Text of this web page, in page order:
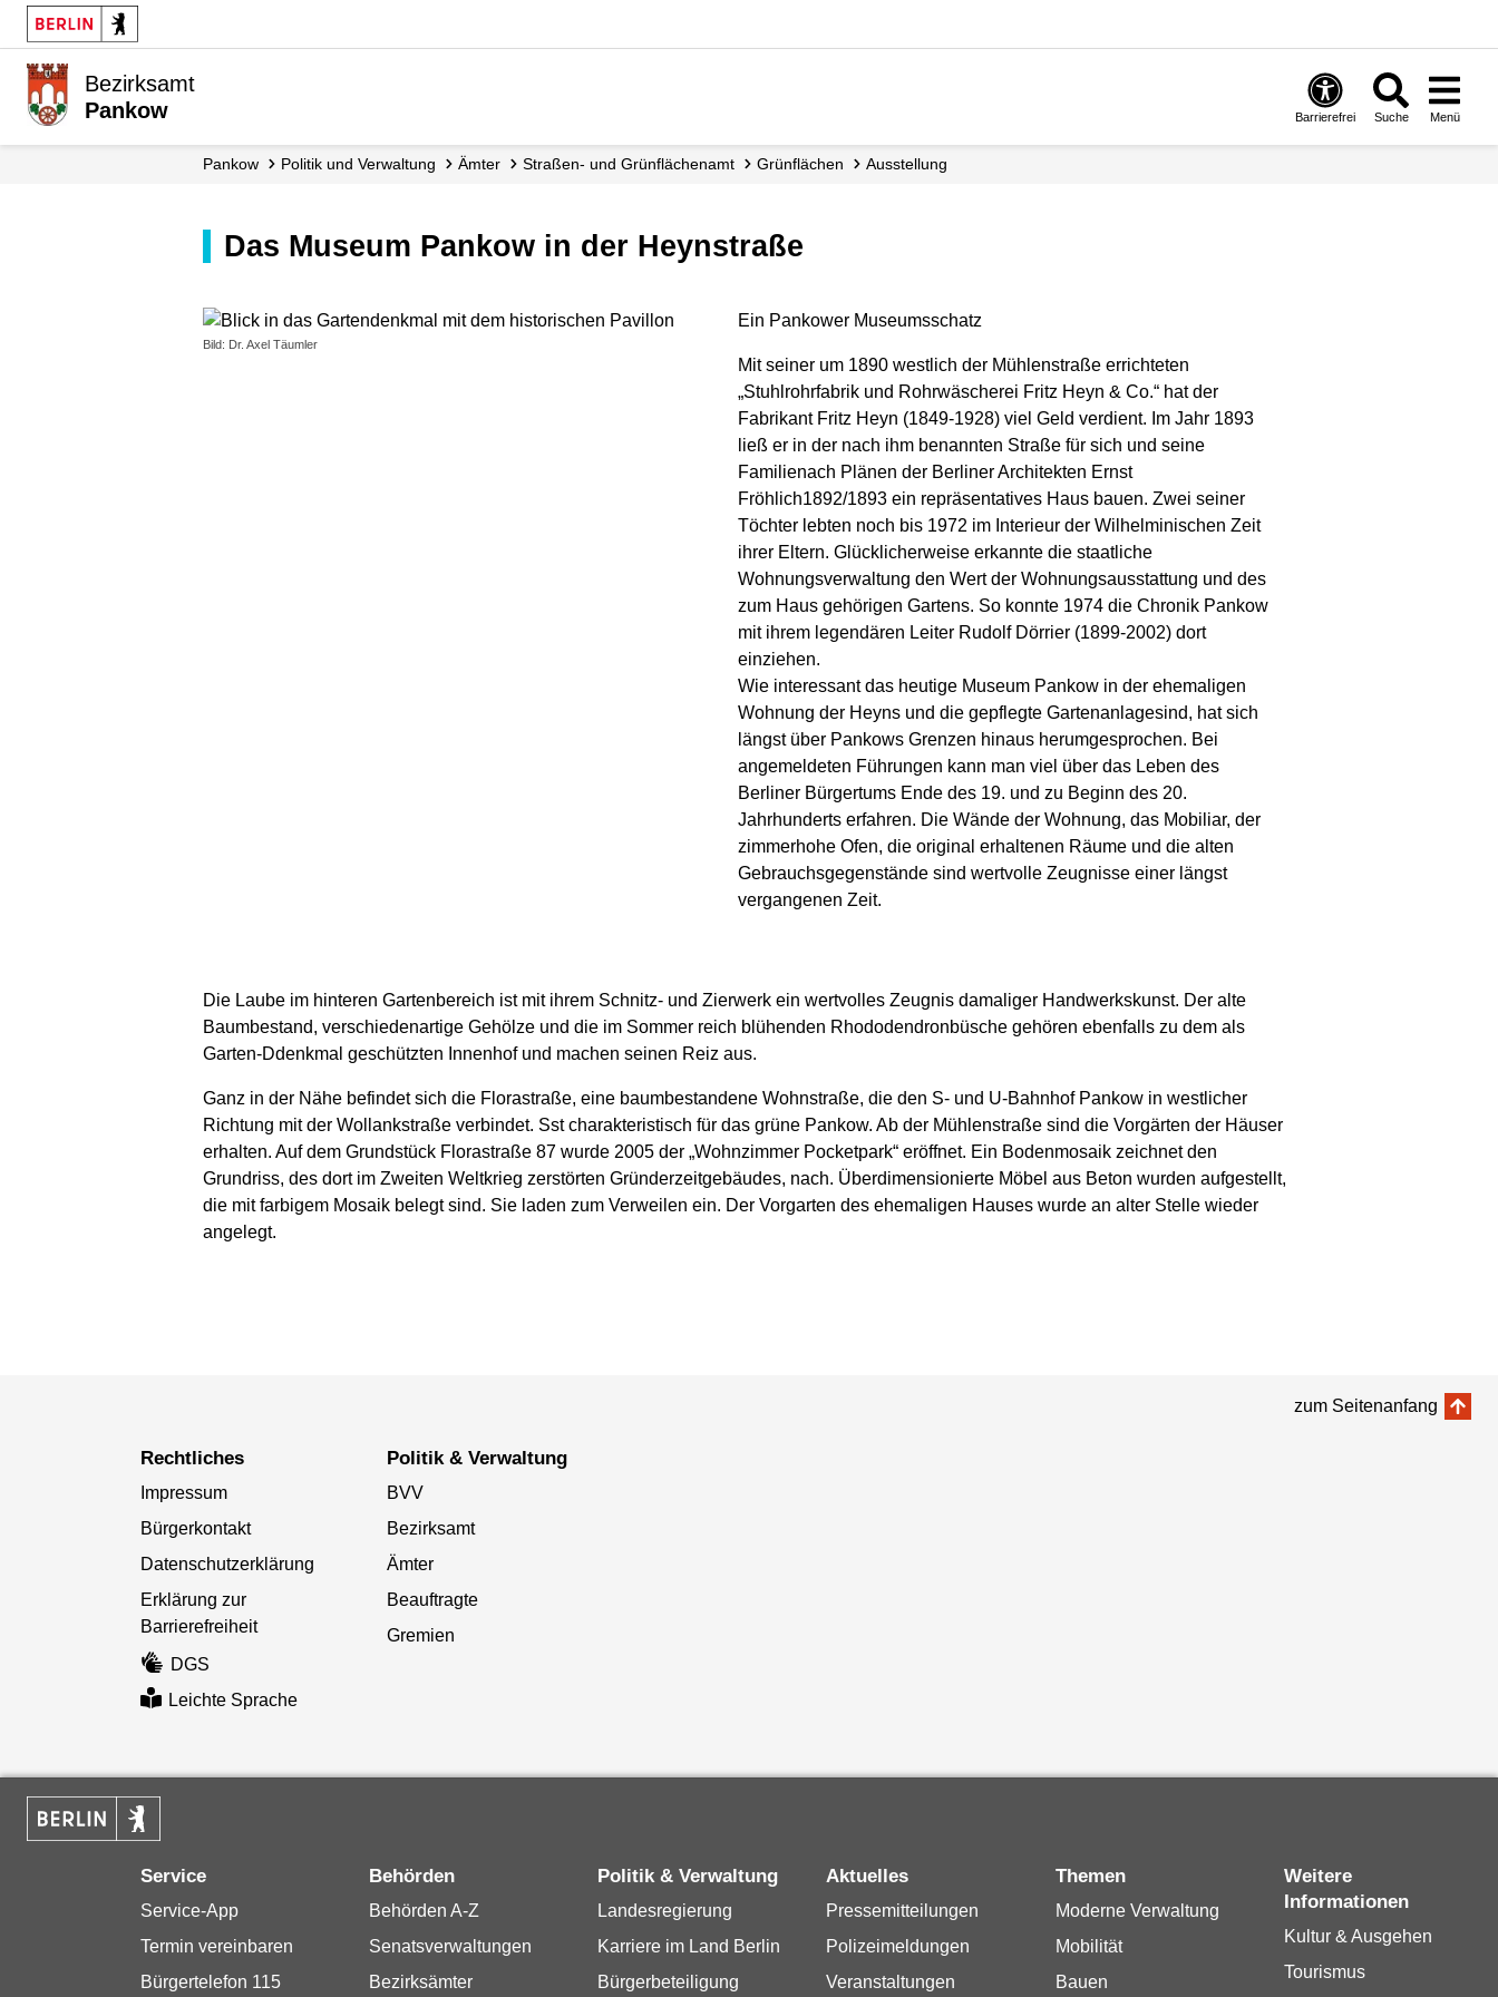
Bezirksamt
Pankow
Barrierefrei Suche Menü
Pankow Politik und Verwaltung Ämter Straßen- und Grünflächen­amt Grünflächen Ausstellung
Das Museum Pankow in der Heynstraße
Bild: Dr. Axel Täumler
Ein Pankower Museumsschatz
Mit seiner um 1890 westlich der Mühlenstraße errichteten
„Stuhlrohrfabrik und Rohrwäscherei Fritz Heyn & Co.“ hat der
Fabrikant Fritz Heyn (1849-1928) viel Geld verdient. Im Jahr 1893
ließ er in der nach ihm benannten Straße für sich und seine
Familienach Plänen der Berliner Architekten Ernst
Fröhlich1892/1893 ein repräsentatives Haus bauen. Zwei seiner
Töchter lebten noch bis 1972 im Interieur der Wilhelminischen Zeit
ihrer Eltern. Glücklicherweise erkannte die staatliche
Wohnungsverwaltung den Wert der Wohnungsausstattung und des
zum Haus gehörigen Gartens. So konnte 1974 die Chronik Pankow
mit ihrem legendären Leiter Rudolf Dörrier (1899-2002) dort
einziehen.
Wie interessant das heutige Museum Pankow in der ehemaligen
Wohnung der Heyns und die gepflegte Gartenanlagesind, hat sich
längst über Pankows Grenzen hinaus herumgesprochen. Bei
angemeldeten Führungen kann man viel über das Leben des
Berliner Bürgertums Ende des 19. und zu Beginn des 20.
Jahrhunderts erfahren. Die Wände der Wohnung, das Mobiliar, der
zimmerhohe Ofen, die original erhaltenen Räume und die alten
Gebrauchsgegenstände sind wertvolle Zeugnisse einer längst
vergangenen Zeit.
Die Laube im hinteren Gartenbereich ist mit ihrem Schnitz- und Zierwerk ein wertvolles Zeugnis damaliger Handwerkskunst. Der alte
Baumbestand, verschiedenartige Gehölze und die im Sommer reich blühenden Rhododendronbüsche gehören ebenfalls zu dem als
Garten-Ddenkmal geschützten Innenhof und machen seinen Reiz aus.
Ganz in der Nähe befindet sich die Florastraße, eine baumbestandene Wohnstraße, die den S‐ und U‐Bahnhof Pankow in westlicher
Richtung mit der Wollankstraße verbindet. Sst charakteristisch für das grüne Pankow. Ab der Mühlenstraße sind die Vorgärten der Häuser
erhalten. Auf dem Grundstück Florastraße 87 wurde 2005 der „Wohnzimmer Pocketpark“ eröffnet. Ein Bodenmosaik zeichnet den
Grundriss, des dort im Zweiten Weltkrieg zerstörten Gründerzeitgebäudes, nach. Überdimensionierte Möbel aus Beton wurden aufgestellt,
die mit farbigem Mosaik belegt sind. Sie laden zum Verweilen ein. Der Vorgarten des ehemaligen Hauses wurde an alter Stelle wieder
angelegt.
zum Seitenanfang
Rechtliches
Impressum
Bürgerkontakt
Datenschutzerklärung
Erklärung zur
Barrierefreiheit
DGS
Leichte Sprache
Politik & Verwaltung
BVV
Bezirksamt
Ämter
Beauftragte
Gremien
Service
Service-App
Termin vereinbaren
Bürgertelefon 115
Behörden
Behörden A-Z
Senatsverwaltungen
Bezirksämter
Politik & Verwaltung
Landesregierung
Karriere im Land Berlin
Bürgerbeteiligung
Aktuelles
Pressemitteilungen
Polizeimeldungen
Veranstaltungen
Themen
Moderne Verwaltung
Mobilität
Bauen
Weitere
Informationen
Kultur & Ausgehen
Tourismus